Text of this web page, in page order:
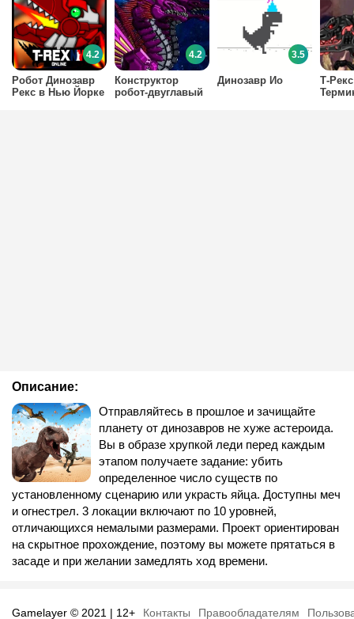
Описание:
Отправляйтесь в прошлое и зачищайте
планету от динозавров не хуже астероида.
Вы в образе хрупкой леди перед каждым
этапом получаете задание: убить
определенное число существ по
установленному сценарию или украсть яйца. Доступны меч
и огнестрел. 3 локации включают по 10 уровней,
отличающихся немалыми размерами. Проект ориентирован
на скрытное прохождение, поэтому вы можете прятаться в
засаде и при желании замедлять ход времени.
Робот Динозавр
Рекс в Нью Йорке
4.2
Динозавр Ио
3.5
Конструктор
робот-двуглавый
4.2
Т-Рекс
Gamelayer © 2021 | 12+ Контакты Правообладателям